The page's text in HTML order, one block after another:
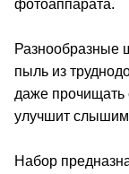
фотоаппарата.
Разнообразные
пыль из
даже прочищать
улучшит
Набор